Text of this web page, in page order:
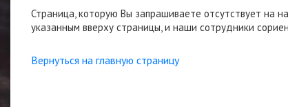
Политики и положения
Контактная информация
Статсервисы
MMI. Новости рынка
Страница, которую Вы запрашиваете отсутствует на
указанным вверху страницы, и наши сотрудники
Вернуться на главную страницу